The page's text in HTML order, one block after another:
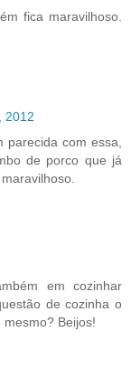
fica maravilhoso.
2012
parecida com essa,
de porco que já
em cozinhar
de cozinha o
Beijos!